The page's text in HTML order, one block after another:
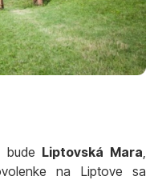
Liptovská Mara
na Liptove sa